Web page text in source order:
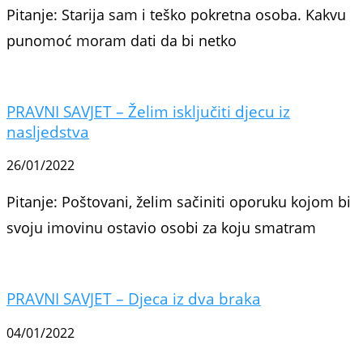
Pitanje: Starija sam i teško pokretna osoba. Kakvu
punomoć moram dati da bi netko
PRAVNI SAVJET – Želim isključiti djecu iz
nasljedstva
26/01/2022
Pitanje: Poštovani, želim sačiniti oporuku kojom bi
svoju imovinu ostavio osobi za koju smatram
PRAVNI SAVJET – Djeca iz dva braka
04/01/2022